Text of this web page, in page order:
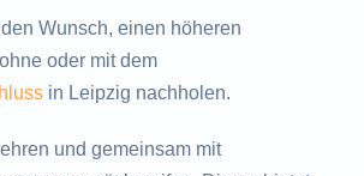
Wunsch, einen höheren
oder mit dem
in Leipzig nachholen.
und gemeinsam mit